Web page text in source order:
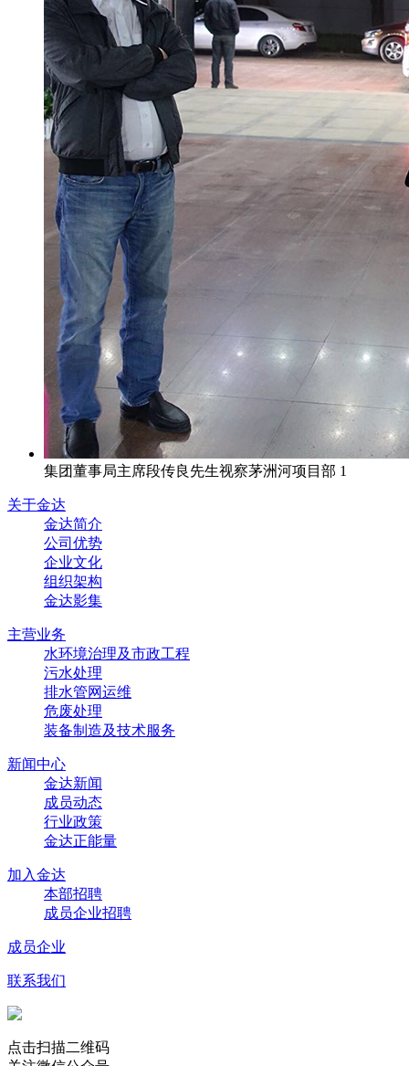
集团董事局主席段传良先生视察茅洲河项目部 1
关于金达
金达简介
公司优势
企业文化
组织架构
金达影集
主营业务
水环境治理及市政工程
污水处理
排水管网运维
危废处理
装备制造及技术服务
新闻中心
金达新闻
成员动态
行业政策
金达正能量
加入金达
本部招聘
成员企业招聘
成员企业
联系我们
点击扫描二维码